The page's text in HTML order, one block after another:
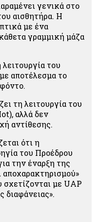
γενικά στο
αισθητήρα. Η
με ένα
γραμμική μάζα
λειτουργία του
αποτέλεσμα το
τη λειτουργία του
αλλά δεν
αντίθεσης.
ότι η
του Προέδρου
την έναρξη της
αποχαρακτηρισμού»
με UAP
διαφάνειας».